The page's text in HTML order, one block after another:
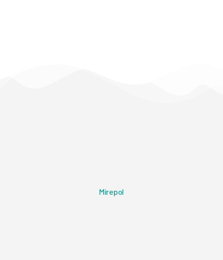
Mirepol